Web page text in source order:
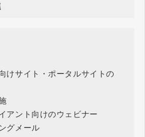
けサイト・ポータルサイトの
アント向けのウェビナー
グメール